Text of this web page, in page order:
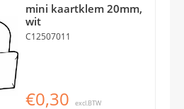
mini kaartklem 20mm,
wit
C12507011
€0,30 excl.BTW